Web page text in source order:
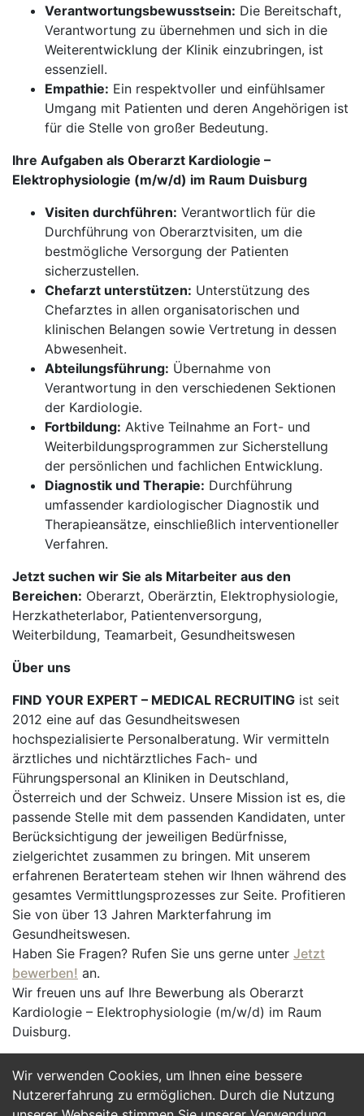
Wir verwenden Cookies, um Ihnen eine bessere
Nutzererfahrung zu ermöglichen. Durch die Nutzung
Verantwortungsbewusstsein: Die Bereitschaft,
Verantwortung zu übernehmen und sich in die
Weiterentwicklung der Klinik einzubringen, ist
essenziell.
Empathie: Ein respektvoller und einfühlsamer
Umgang mit Patienten und deren Angehörigen ist
für die Stelle von großer Bedeutung.
Ihre Aufgaben als Oberarzt Kardiologie –
Elektrophysiologie (m/w/d) im Raum Duisburg
Visiten durchführen: Verantwortlich für die
Durchführung von Oberarztvisiten, um die
bestmögliche Versorgung der Patienten
sicherzustellen.
Chefarzt unterstützen: Unterstützung des
Chefarztes in allen organisatorischen und
klinischen Belangen sowie Vertretung in dessen
Abwesenheit.
Abteilungsführung: Übernahme von
Verantwortung in den verschiedenen Sektionen
der Kardiologie.
Fortbildung: Aktive Teilnahme an Fort- und
Weiterbildungsprogrammen zur Sicherstellung
der persönlichen und fachlichen Entwicklung.
Diagnostik und Therapie: Durchführung
umfassender kardiologischer Diagnostik und
Therapieansätze, einschließlich interventioneller
Verfahren.
Jetzt suchen wir Sie als Mitarbeiter aus den
Bereichen: Oberarzt, Oberärztin, Elektrophysiologie,
Herzkatheterlabor, Patientenversorgung,
Weiterbildung, Teamarbeit, Gesundheitswesen
Über uns
FIND YOUR EXPERT – MEDICAL RECRUITING ist seit
2012 eine auf das Gesundheitswesen
hochspezialisierte Personalberatung. Wir vermitteln
ärztliches und nichtärztliches Fach- und
Führungspersonal an Kliniken in Deutschland,
Österreich und der Schweiz. Unsere Mission ist es, die
passende Stelle mit dem passenden Kandidaten, unter
Berücksichtigung der jeweiligen Bedürfnisse,
zielgerichtet zusammen zu bringen. Mit unserem
erfahrenen Beraterteam stehen wir Ihnen während des
gesamtes Vermittlungsprozesses zur Seite. Profitieren
Sie von über 13 Jahren Markterfahrung im
Gesundheitswesen.
Haben Sie Fragen? Rufen Sie uns gerne unter Jetzt
bewerben! an.
Wir freuen uns auf Ihre Bewerbung als Oberarzt
Kardiologie – Elektrophysiologie (m/w/d) im Raum
Duisburg.
Jetzt Bewerben